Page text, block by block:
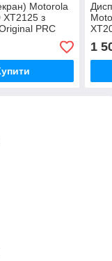
Motorola
XT2125 з
PRC
1